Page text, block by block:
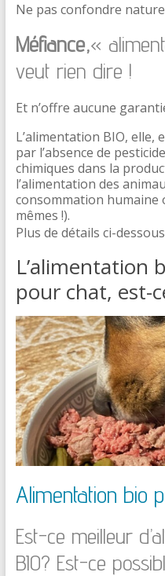
Ne pas confondre
Méfiance,«
veut rien dire !
Et n’offre aucune
L’alimentation BIO, elle,
par l’absence de
chimiques dans la
l’alimentation des
consommation humaine
mêmes !).
Plus de détails ci-
L’alimentation
pour chat, est-
Alimentation bio
Est-ce meilleur
BIO? Est-ce